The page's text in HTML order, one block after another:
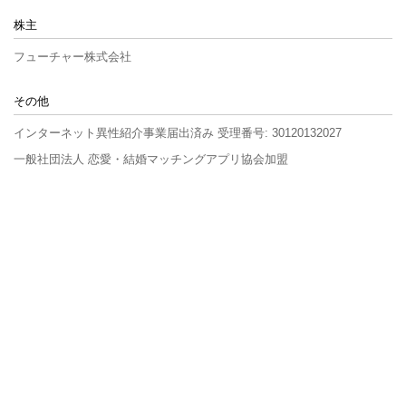
株主
フューチャー株式会社
その他
インターネット異性紹介事業届出済み 受理番号: 30120132027
一般社団法人 恋愛・結婚マッチングアプリ協会加盟